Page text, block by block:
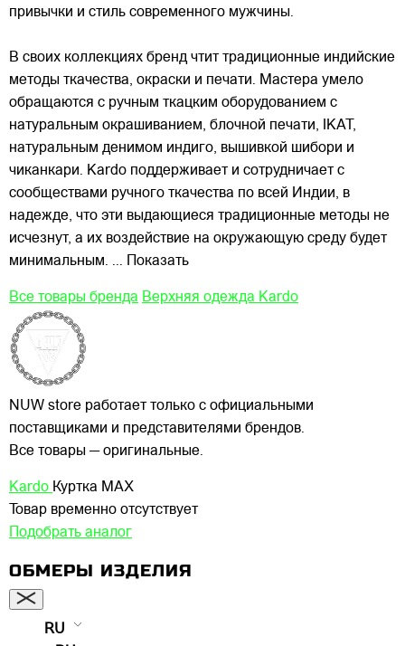
привычки и стиль современного мужчины.
В своих коллекциях бренд чтит традиционные индийские
методы ткачества, окраски и печати. Мастера умело
обращаются с ручным ткацким оборудованием с
натуральным окрашиванием, блочной печати, IKAT,
натуральным денимом индиго, вышивкой шибори и
чиканкари. Kardo поддерживает и сотрудничает с
сообществами ручного ткачества по всей Индии, в
надежде, что эти выдающиеся традиционные методы не
исчезнут, а их воздействие на окружающую среду будет
минимальным. ... Показать
Все товары бренда Верхняя одежда Kardo
NUW store работает только с официальными
поставщиками и представителями брендов.
Все товары — оригинальные.
Kardo Куртка MAX
Товар временно отсутствует
Подобрать аналог
ОБМЕРЫ ИЗДЕЛИЯ
RU